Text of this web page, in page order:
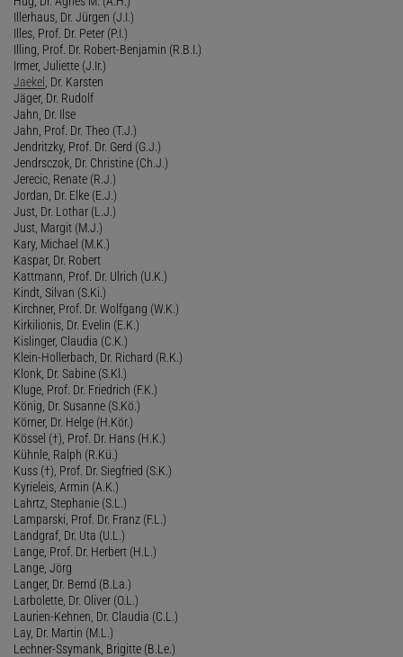
Illerhaus, Dr. Jürgen (J.I.)
Illes, Prof. Dr. Peter (P.I.)
Illing, Prof. Dr. Robert-Benjamin (R.B.I.)
Irmer, Juliette (J.Ir.)
Jaekel , Dr. Karsten
Jäger, Dr. Rudolf
Jahn, Dr. Ilse
Jahn, Prof. Dr. Theo (T.J.)
Jendritzky, Prof. Dr. Gerd (G.J.)
Jendrsczok, Dr. Christine (Ch.J.)
Jerecic, Renate (R.J.)
Jordan, Dr. Elke (E.J.)
Just, Dr. Lothar (L.J.)
Just, Margit (M.J.)
Kary, Michael (M.K.)
Kaspar, Dr. Robert
Kattmann, Prof. Dr. Ulrich (U.K.)
Kindt, Silvan (S.Ki.)
Kirchner, Prof. Dr. Wolfgang (W.K.)
Kirkilionis, Dr. Evelin (E.K.)
Kislinger, Claudia (C.K.)
Klein-Hollerbach, Dr. Richard (R.K.)
Klonk, Dr. Sabine (S.Kl.)
Kluge, Prof. Dr. Friedrich (F.K.)
König, Dr. Susanne (S.Kö.)
Körner, Dr. Helge (H.Kör.)
Kössel (†), Prof. Dr. Hans (H.K.)
Kühnle, Ralph (R.Kü.)
Kuss (†), Prof. Dr. Siegfried (S.K.)
Kyrieleis, Armin (A.K.)
Lahrtz, Stephanie (S.L.)
Lamparski, Prof. Dr. Franz (F.L.)
Landgraf, Dr. Uta (U.L.)
Lange, Prof. Dr. Herbert (H.L.)
Lange, Jörg
Langer, Dr. Bernd (B.La.)
Larbolette, Dr. Oliver (O.L.)
Laurien-Kehnen, Dr. Claudia (C.L.)
Lay, Dr. Martin (M.L.)
Lechner-Ssymank, Brigitte (B.Le.)